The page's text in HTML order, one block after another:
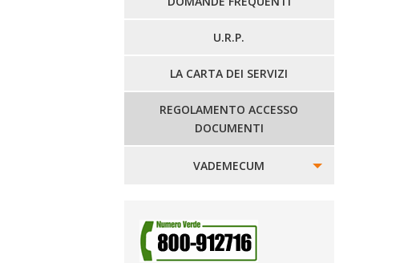
U.R.P.
LA CARTA DEI SERVIZI
REGOLAMENTO ACCESSO
DOCUMENTI
VADEMECUM
SMARRIMENTO OGGETTI